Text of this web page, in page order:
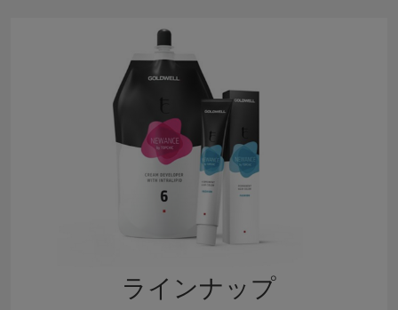
ラインナップ